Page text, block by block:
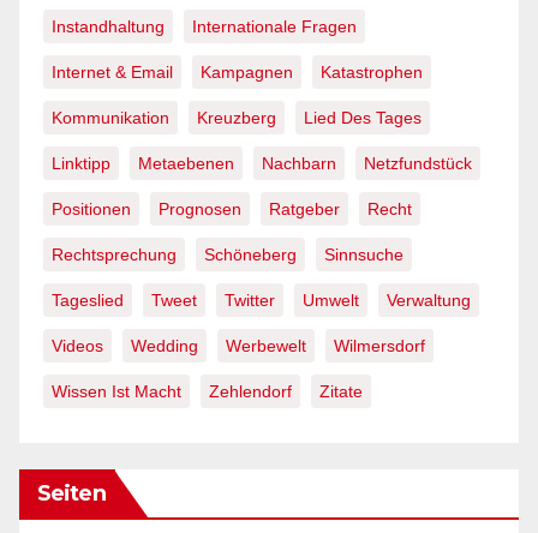
Instandhaltung Internationale Fragen
Internet & Email Kampagnen Katastrophen
Kommunikation Kreuzberg Lied Des Tages
Linktipp Metaebenen Nachbarn Netzfundstück
Positionen Prognosen Ratgeber Recht
Rechtsprechung Schöneberg Sinnsuche
Tageslied Tweet Twitter Umwelt Verwaltung
Videos Wedding Werbewelt Wilmersdorf
Wissen Ist Macht Zehlendorf Zitate
Seiten